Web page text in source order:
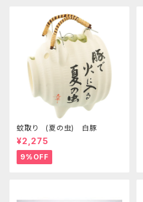
蚊取り (夏の虫) 白豚
¥2,275
9%OFF